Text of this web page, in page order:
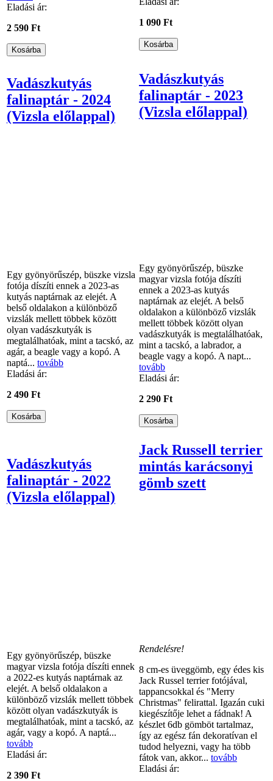
Eladási ár:
2 590 Ft
1 090 Ft
Vadászkutyás
falinaptár - 2024
(Vizsla előlappal)
Egy gyönyörűszép, büszke vizsla
fotója díszíti ennek a 2023-as
kutyás naptárnak az elejét. A
belső oldalakon a különböző
vizslák mellett többek között
olyan vadászkutyák is
megtalálhatóak, mint a tacskó, az
agár, a beagle vagy a kopó. A
naptá... tovább
Eladási ár:
2 490 Ft
Vadászkutyás
falinaptár - 2023
(Vizsla előlappal)
Egy gyönyörűszép, büszke
magyar vizsla fotója díszíti
ennek a 2023-as kutyás
naptárnak az elejét. A belső
oldalakon a különböző vizslák
mellett többek között olyan
vadászkutyák is megtalálhatóak,
mint a tacskó, a labrador, a
beagle vagy a kopó. A napt...
tovább
Eladási ár:
2 290 Ft
Vadászkutyás
falinaptár - 2022
(Vizsla előlappal)
Egy gyönyörűszép, büszke
magyar vizsla fotója díszíti ennek
a 2022-es kutyás naptárnak az
elejét. A belső oldalakon a
különböző vizslák mellett többek
között olyan vadászkutyák is
megtalálhatóak, mint a tacskó, az
agár, vagy a kopó. A naptá...
tovább
Eladási ár:
2 390 Ft
Jack Russell terrier
mintás karácsonyi
gömb szett
Rendelésre!
8 cm-es üveggömb, egy édes kis
Jack Russel terrier fotójával,
tappancsokkal és "Merry
Christmas" felirattal. Igazán cuki
kiegészítője lehet a fádnak! A
készlet 6db gömböt tartalmaz,
így az egész fán dekoratívan el
tudod helyezni, vagy ha több
fátok van, akkor... tovább
Eladási ár: